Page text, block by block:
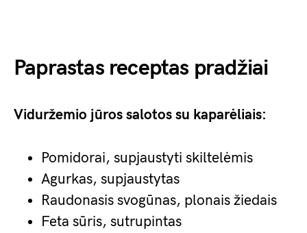
Paprastas receptas pradžiai
Viduržemio jūros salotos su kaparėliais:
Pomidorai, supjaustyti skiltelėmis
Agurkas, supjaustytas
Raudonasis svogūnas, plonais žiedais
Feta sūris, sutrupintas